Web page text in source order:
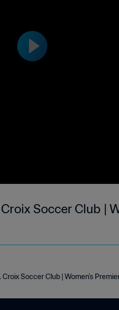
Soccer Club |
Soccer Club | Women's